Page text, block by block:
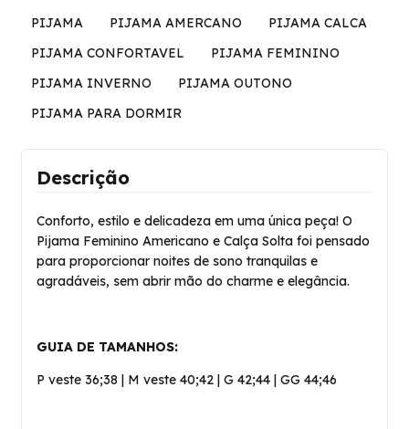
PIJAMA PIJAMA AMERCANO
PIJAMA CALCA
PIJAMA CONFORTAVEL
PIJAMA FEMININO
PIJAMA INVERNO
PIJAMA OUTONO
PIJAMA PARA DORMIR
Descrição
Conforto, estilo e delicadeza em uma única peça! O
Pijama Feminino Americano e Calça Solta foi pensado
para proporcionar noites de sono tranquilas e
agradáveis, sem abrir mão do charme e elegância.
GUIA DE TAMANHOS:
P veste 36;38 | M veste 40;42 | G 42;44 | GG 44;46